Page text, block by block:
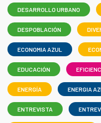
DESARROLLO URBANO
DESPOBLACIÓN
ECONOMIA AZUL
EDUCACIÓN
ENERGÍA ENERGIA
ENTREVISTA